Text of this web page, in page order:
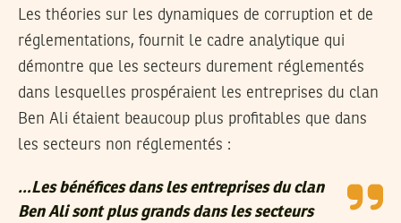
Les théories sur les dynamiques de corruption et de
réglementations, fournit le cadre analytique qui
démontre que les secteurs durement réglementés
dans lesquelles prospéraient les entreprises du clan
Ben Ali étaient beaucoup plus profitables que dans
les secteurs non réglementés :
…Les bénéfices dans les entreprises du clan
Ben Ali sont plus grands dans les secteurs